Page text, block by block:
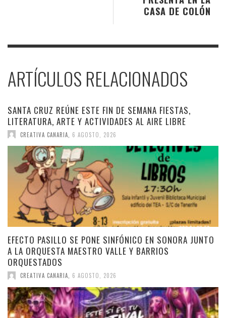
CASA DE COLÓN
ARTÍCULOS RELACIONADOS
SANTA CRUZ REÚNE ESTE FIN DE SEMANA FIESTAS,
LITERATURA, ARTE Y ACTIVIDADES AL AIRE LIBRE
CREATIVA CANARIA 6 AGOSTO, 2026
EFECTO PASILLO SE PONE SINFÓNICO EN SONORA JUNTO
A LA ORQUESTA MAESTRO VALLE Y BARRIOS
ORQUESTADOS
CREATIVA CANARIA, 6 AGOSTO, 2026